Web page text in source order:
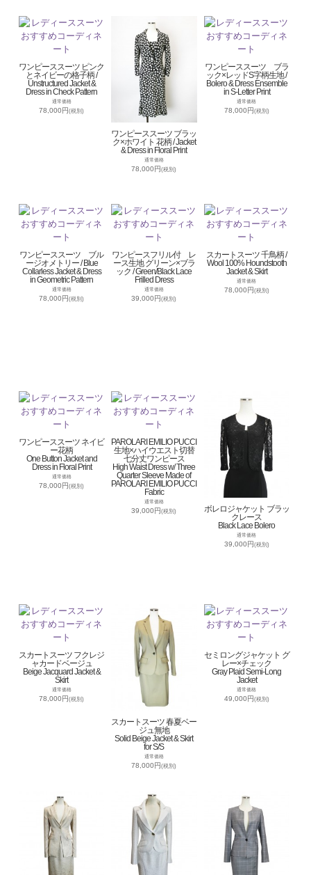
ワンピーススーツ ピンク
とネイビーの格子柄 /
Unstructured Jacket &
Dress in Check Pattern
通常価格
78,000円(税別)
ワンピーススーツ ブラッ
ク×ホワイト 花柄 / Jacket
& Dress in Floral Print
通常価格
78,000円(税別)
ワンピーススーツ ブラ
ック×レッドS字柄生地 /
Bolero & Dress Ensemble
in S-Letter Print
通常価格
78,000円(税別)
ワンピーススーツ ブル
ージオメトリー / Blue
Collarless Jacket & Dress
in Geometric Pattern
通常価格
78,000円(税別)
ワンピースフリル付 レ
ース生地 グリーン×ブラ
ック / Green/Black Lace
Frilled Dress
通常価格
39,000円(税別)
スカートスーツ 千鳥柄 /
Wool 100% Houndstooth
Jacket & Skirt
通常価格
78,000円(税別)
ワンピーススーツ ネイビ
ー花柄
One Button Jacket and
Dress in Floral Print
通常価格
78,000円(税別)
PAROLARI EMILIO PUCCI
生地×ハイウエスト切替
七分丈ワンピース
High Waist Dress w/ Three
Quarter Sleeve Made of
PAROLARI EMILIO PUCCI
Fabric
通常価格
39,000円(税別)
ボレロジャケット ブラッ
クレース
Black Lace Bolero
通常価格
39,000円(税別)
スカートスーツ フクレジ
ャカードベージュ
Beige Jacquard Jacket &
Skirt
通常価格
78,000円(税別)
スカートスーツ 春夏ベー
ジュ無地
Solid Beige Jacket & Skirt
for S/S
通常価格
78,000円(税別)
セミロングジャケット グ
レー×チェック
Gray Plaid Semi-Long
Jacket
通常価格
49,000円(税別)